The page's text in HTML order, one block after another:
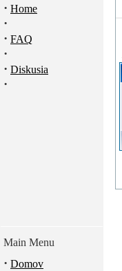
· Home
·
· FAQ
·
· Diskusia
·
Main Menu
· Domov